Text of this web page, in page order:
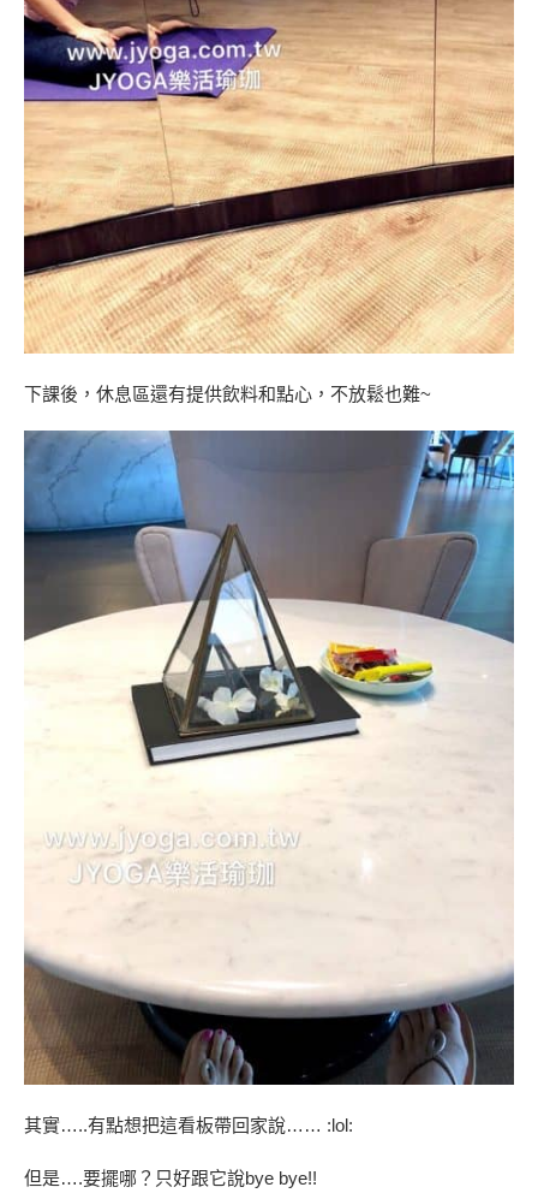
下課後，休息區還有提供飲料和點心，不放鬆也難~
其實…..有點想把這看板帶回家說…… :lol:
但是….要擺哪？只好跟它說bye bye!!